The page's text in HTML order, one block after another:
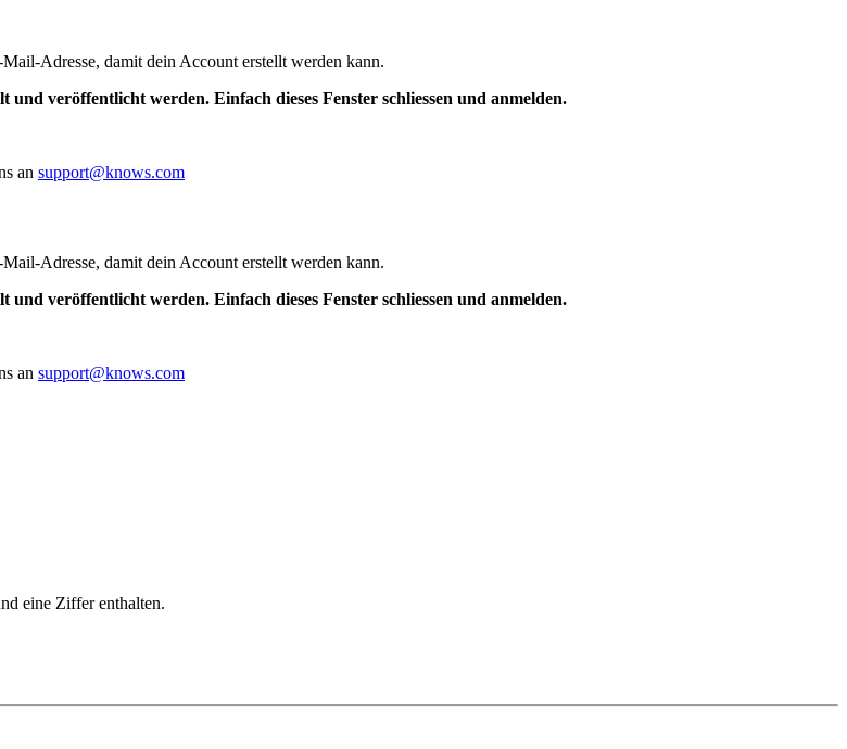
Adresse, damit dein Account erstellt werden kann.
veröffentlicht werden. Einfach dieses Fenster schliessen und anmelden.
an support@knows.com
Adresse, damit dein Account erstellt werden kann.
veröffentlicht werden. Einfach dieses Fenster schliessen und anmelden.
an support@knows.com
eine Ziffer enthalten.